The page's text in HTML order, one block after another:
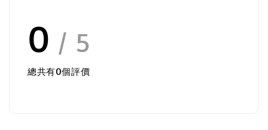
0 / 5
總共有0個評價